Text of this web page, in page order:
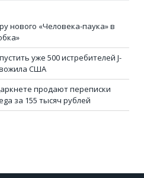
нового «Человека-паука» в
уже 500 истребителей J-
США
продают переписки
за 155 тысяч рублей